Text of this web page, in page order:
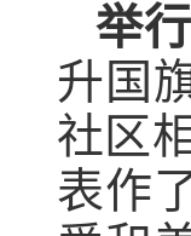
举
升国
社区
表作